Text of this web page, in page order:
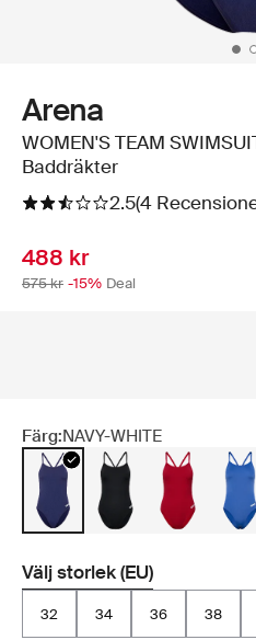
Arena
WOMEN'S TEAM
Baddräkter
2.5(4
488 kr
575 kr -15% Deal
Färg:NAVY-WHITE
Välj storlek (EU)
32 34 36 38